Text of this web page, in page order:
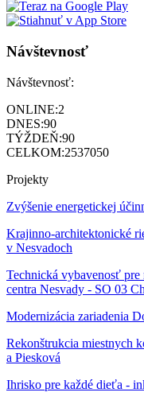
Návštevnosť
Návštevnosť:
ONLINE:2
DNES:90
TÝŽDEŇ:90
CELKOM:2537050
Projekty
Zvýšenie energetickej
Krajinno-architektonické
v Nesvadoch
Technická vybavenosť
centra Nesvady - SO 03
Modernizácia zariadenia
Rekonštrukcia miestnych
a Piesková
Ihrisko pre každé dieťa -